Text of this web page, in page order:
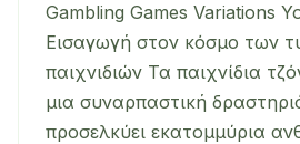
Gambling Games Variations
Εισαγωγή στον κόσμο των
παιχνιδιών Τα παιχνίδια
μια συναρπαστική
προσελκύει εκατομμύρια